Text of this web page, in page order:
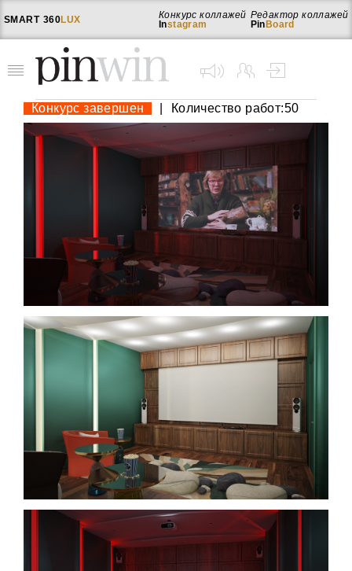
SMART 360LUX
Редактор коллажей
Pin Board
Конкурс коллажей
Instagram
Конкурс завершен Количество работ:50